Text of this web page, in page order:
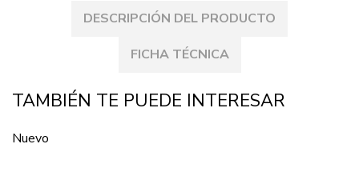
DESCRIPCIÓN DEL PRODUCTO
FICHA TÉCNICA
TAMBIÉN TE PUEDE INTERESAR
Nuevo